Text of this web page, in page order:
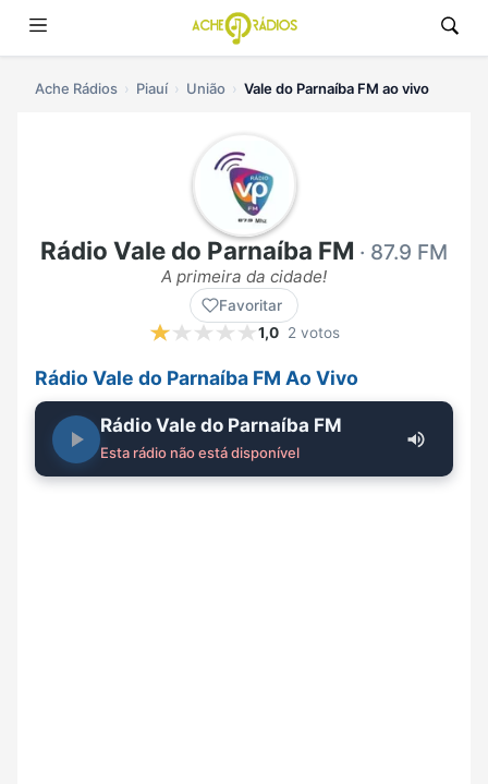
Ache Rádios Piauí União Vale do Parnaíba FM ao vivo
Rádio Vale do Parnaíba FM · 87.9 FM
A primeira da cidade!
Favoritar
1,0 2 votos
Rádio Vale do Parnaíba FM Ao Vivo
Rádio Vale do Parnaíba FM
Esta rádio não está disponível